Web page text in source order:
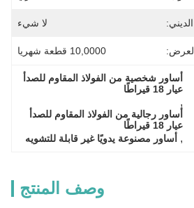
لا شيء
10,0000 قطعة شهريا
عيار 18 قيراطًا
,
عيار 18 قيراطًا
, أساور مصنوعة يدويًا غير قابلة للتشويه
وصف المنتج